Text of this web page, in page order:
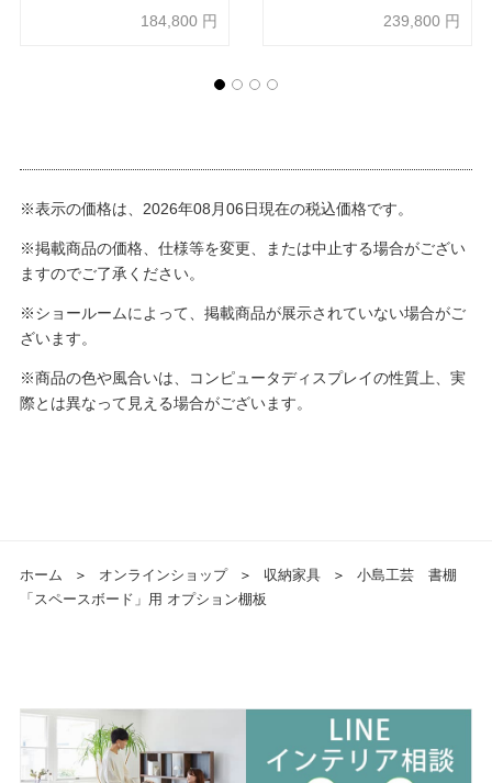
184,800 円 239,800 円
※表示の価格は、2026年08月06日現在の税込価格です。
※掲載商品の価格、仕様等を変更、または中止する場合がござい
ますのでご了承ください。
※ショールームによって、掲載商品が展示されていない場合がご
ざいます。
※商品の色や風合いは、コンピュータディスプレイの性質上、実
際とは異なって見える場合がございます。
ホーム ＞ オンラインショップ ＞ 収納家具 ＞
小島工芸 書棚
「スペースボード」用 オプション棚板